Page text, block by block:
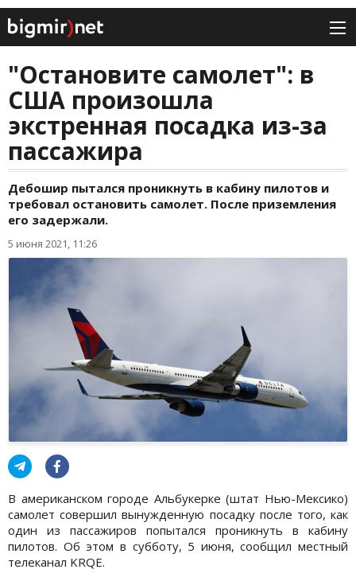
"Остановите самолет": в
США произошла
экстренная посадка из-за
пассажира
Дебошир пытался проникнуть в кабину пилотов и
требовал остановить самолет. После приземления
его задержали.
5 июня 2021, 11:26
В американском городе Альбукерке (штат Нью-Мексико)
самолет совершил вынужденную посадку после того, как
один из пассажиров попытался проникнуть в кабину
пилотов. Об этом в субботу, 5 июня, сообщил местный
телеканал KRQE.